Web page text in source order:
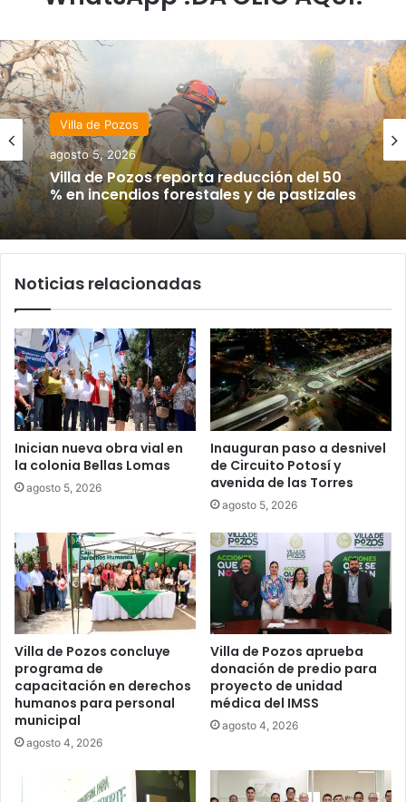
Villa de Pozos
agosto 5, 2026
Villa de Pozos reporta reducción del 50
% en incendios forestales y de pastizales
Noticias relacionadas
Inician nueva obra vial en
la colonia Bellas Lomas
agosto 5, 2026
Inauguran paso a desnivel
de Circuito Potosí y
avenida de las Torres
agosto 5, 2026
Villa de Pozos concluye
programa de
capacitación en derechos
humanos para personal
municipal
agosto 4, 2026
Villa de Pozos aprueba
donación de predio para
proyecto de unidad
médica del IMSS
agosto 4, 2026